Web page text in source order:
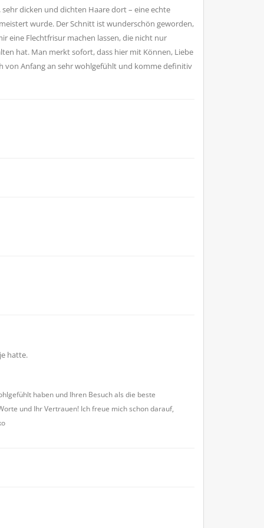
dicken und dichten Haare dort – eine echte
wurde. Der Schnitt ist wunderschön geworden,
eine Flechtfrisur machen lassen, die nicht nur
hat. Man merkt sofort, dass hier mit Können, Liebe
von Anfang an sehr wohlgefühlt und komme definitiv
hatte.
haben und Ihren Besuch als die beste
und Ihr Vertrauen! Ich freue mich schon darauf,